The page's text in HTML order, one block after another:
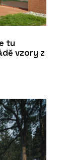
tu
vzory z